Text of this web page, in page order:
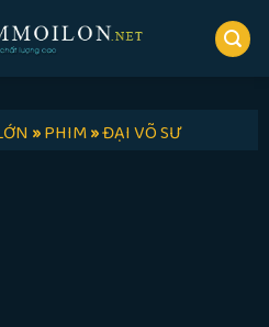
»PHIM»ĐẠI VÕ SƯ